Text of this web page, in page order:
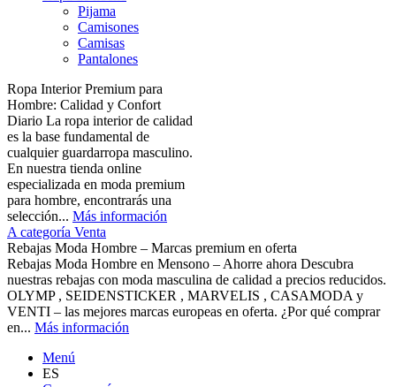
Pijama
Camisones
Camisas
Pantalones
Ropa Interior Premium para
Hombre: Calidad y Confort
Diario La ropa interior de calidad
es la base fundamental de
cualquier guardarropa masculino.
En nuestra tienda online
especializada en moda premium
para hombre, encontrarás una
selección... Más información
A categoría Venta
Rebajas Moda Hombre – Marcas premium en oferta
Rebajas Moda Hombre en Mensono – Ahorre ahora Descubra
nuestras rebajas con moda masculina de calidad a precios reducidos.
OLYMP , SEIDENSTICKER , MARVELIS , CASAMODA y
VENTI – las mejores marcas europeas en oferta. ¿Por qué comprar
en... Más información
Menú
ES